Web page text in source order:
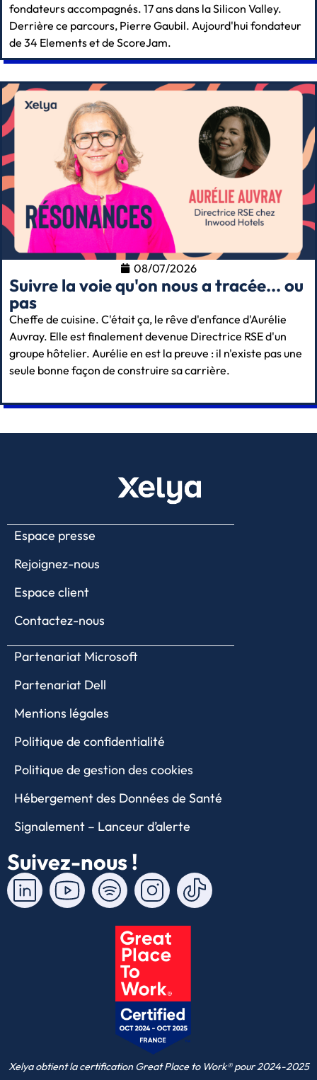
fondateurs accompagnés. 17 ans dans la Silicon Valley.
Derrière ce parcours, Pierre Gaubil. Aujourd'hui fondateur
de 34 Elements et de ScoreJam.
08/07/2026
Suivre la voie qu'on nous a tracée... ou
pas
Cheffe de cuisine. C'était ça, le rêve d'enfance d'Aurélie
Auvray. Elle est finalement devenue Directrice RSE d'un
groupe hôtelier. Aurélie en est la preuve : il n'existe pas une
seule bonne façon de construire sa carrière.
Espace presse
Rejoignez-nous
Espace client
Contactez-nous
Partenariat Microsoft
Partenariat Dell
Mentions légales
Politique de confidentialité
Politique de gestion des cookies
Hébergement des Données de Santé
Signalement – Lanceur d’alerte
Suivez-nous !
Xelya obtient la certification Great Place to Work® pour 2024-2025